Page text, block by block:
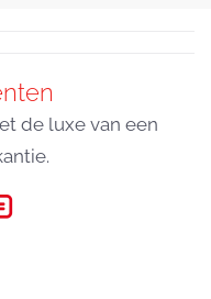
de luxe van een